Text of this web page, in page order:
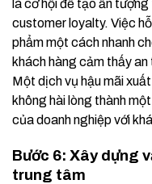
là cơ hội để tạo ấn
customer loyalty. Việc
phẩm một cách nhanh
khách hàng cảm thấy
Một dịch vụ hậu mãi
không hài lòng thành
của doanh nghiệp với
Bước 6: Xây dựng
trung tâm